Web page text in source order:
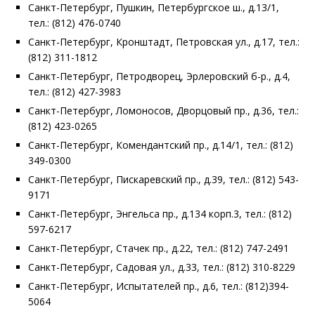
Санкт-Петербург, Пушкин, Петербургское ш., д.13/1,
тел.: (812) 476-0740
Санкт-Петербург, Кронштадт, Петровская ул., д.17, тел.:
(812) 311-1812
Санкт-Петербург, Петродворец, Эрлеровский б-р., д.4,
тел.: (812) 427-3983
Санкт-Петербург, Ломоносов, Дворцовый пр., д.36, тел.:
(812) 423-0265
Санкт-Петербург, Комендантский пр., д.14/1, тел.: (812)
349-0300
Санкт-Петербург, Пискаревский пр., д.39, тел.: (812) 543-
9171
Санкт-Петербург, Энгельса пр., д.134 корп.3, тел.: (812)
597-6217
Санкт-Петербург, Стачек пр., д.22, тел.: (812) 747-2491
Санкт-Петербург, Садовая ул., д.33, тел.: (812) 310-8229
Санкт-Петербург, Испытателей пр., д.6, тел.: (812)394-
5064